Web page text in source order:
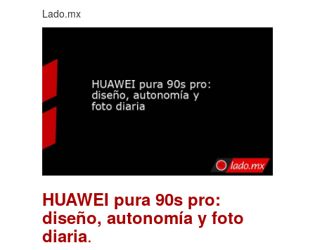
Lado.mx
HUAWEI pura 90s pro:
diseño, autonomía y foto
diaria.